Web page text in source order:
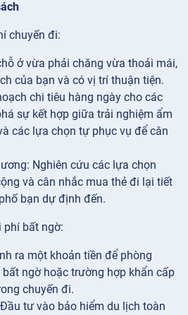
chuyến đi:
ở vừa phải chăng vừa thoải mái,
của bạn và có vị trí thuận tiện.
chi tiêu hàng ngày cho các
sự kết hợp giữa trải nghiệm ẩm
các lựa chọn tự phục vụ để cân
Nghiên cứu các lựa chọn
và cân nhắc mua thẻ đi lại tiết
bạn dự định đến.
phí bất ngờ:
ra một khoản tiền để phòng
ngờ hoặc trường hợp khẩn cấp
chuyến đi.
tư vào bảo hiểm du lịch toàn